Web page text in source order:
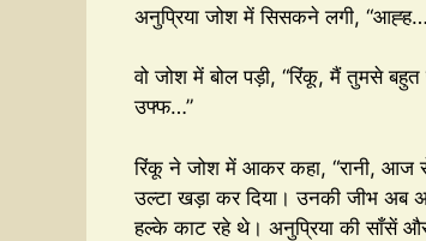
अनुप्रिया जोश में सिसकने लगी,
वो जोश में बोल पड़ी, “रिंकू, मैं तुमसे
उफ्फ…”
रिंकू ने जोश में आकर कहा, “रानी, आज से
उल्टा खड़ा कर दिया। उनकी जीभ अब
हल्के काट रहे थे। अनुप्रिया की साँसें